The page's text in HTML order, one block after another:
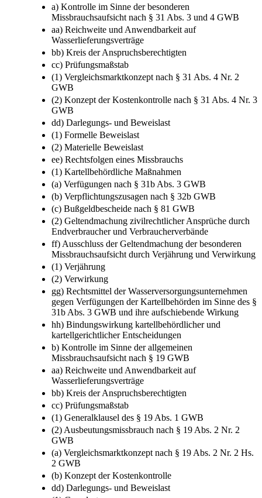
a) Kontrolle im Sinne der besonderen
Missbrauchsaufsicht nach § 31 Abs. 3 und 4 GWB
aa) Reichweite und Anwendbarkeit auf
Wasserlieferungsverträge
bb) Kreis der Anspruchsberechtigten
cc) Prüfungsmaßstab
(1) Vergleichsmarktkonzept nach § 31 Abs. 4 Nr. 2
GWB
(2) Konzept der Kostenkontrolle nach § 31 Abs. 4 Nr. 3
GWB
dd) Darlegungs- und Beweislast
(1) Formelle Beweislast
(2) Materielle Beweislast
ee) Rechtsfolgen eines Missbrauchs
(1) Kartellbehördliche Maßnahmen
(a) Verfügungen nach § 31b Abs. 3 GWB
(b) Verpflichtungszusagen nach § 32b GWB
(c) Bußgeldbescheide nach § 81 GWB
(2) Geltendmachung zivilrechtlicher Ansprüche durch
Endverbraucher und Verbraucherverbände
ff) Ausschluss der Geltendmachung der besonderen
Missbrauchsaufsicht durch Verjährung und Verwirkung
(1) Verjährung
(2) Verwirkung
gg) Rechtsmittel der Wasserversorgungsunternehmen
gegen Verfügungen der Kartellbehörden im Sinne des §
31b Abs. 3 GWB und ihre aufschiebende Wirkung
hh) Bindungswirkung kartellbehördlicher und
kartellgerichtlicher Entscheidungen
b) Kontrolle im Sinne der allgemeinen
Missbrauchsaufsicht nach § 19 GWB
aa) Reichweite und Anwendbarkeit auf
Wasserlieferungsverträge
bb) Kreis der Anspruchsberechtigten
cc) Prüfungsmaßstab
(1) Generalklausel des § 19 Abs. 1 GWB
(2) Ausbeutungsmissbrauch nach § 19 Abs. 2 Nr. 2
GWB
(a) Vergleichsmarktkonzept nach § 19 Abs. 2 Nr. 2 Hs.
2 GWB
(b) Konzept der Kostenkontrolle
dd) Darlegungs- und Beweislast